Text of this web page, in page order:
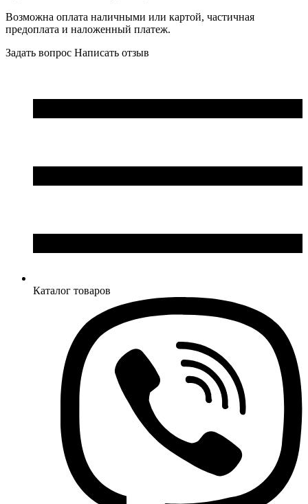
Возможна оплата наличными или картой, частичная
предоплата и наложенный платеж.
Задать вопрос Написать отзыв
Каталог товаров